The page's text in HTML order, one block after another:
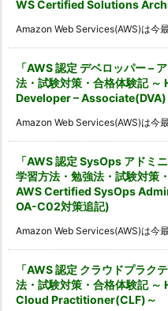
WS Certified Solutions
Amazon Web Services(AWS)は今
「AWS 認定 デベロッパー –
法・試験対策・合格体験記
Developer – Associate(DVA)
Amazon Web Services(AWS)は今
「AWS 認定 SysOps アドミ
学習方法・勉強法・試験対
AWS Certified SysOps
OA-C02対策追記)
Amazon Web Services(AWS)は今
「AWS 認定 クラウドプラク
法・試験対策・合格体験記
Cloud Practitioner(CLF)～